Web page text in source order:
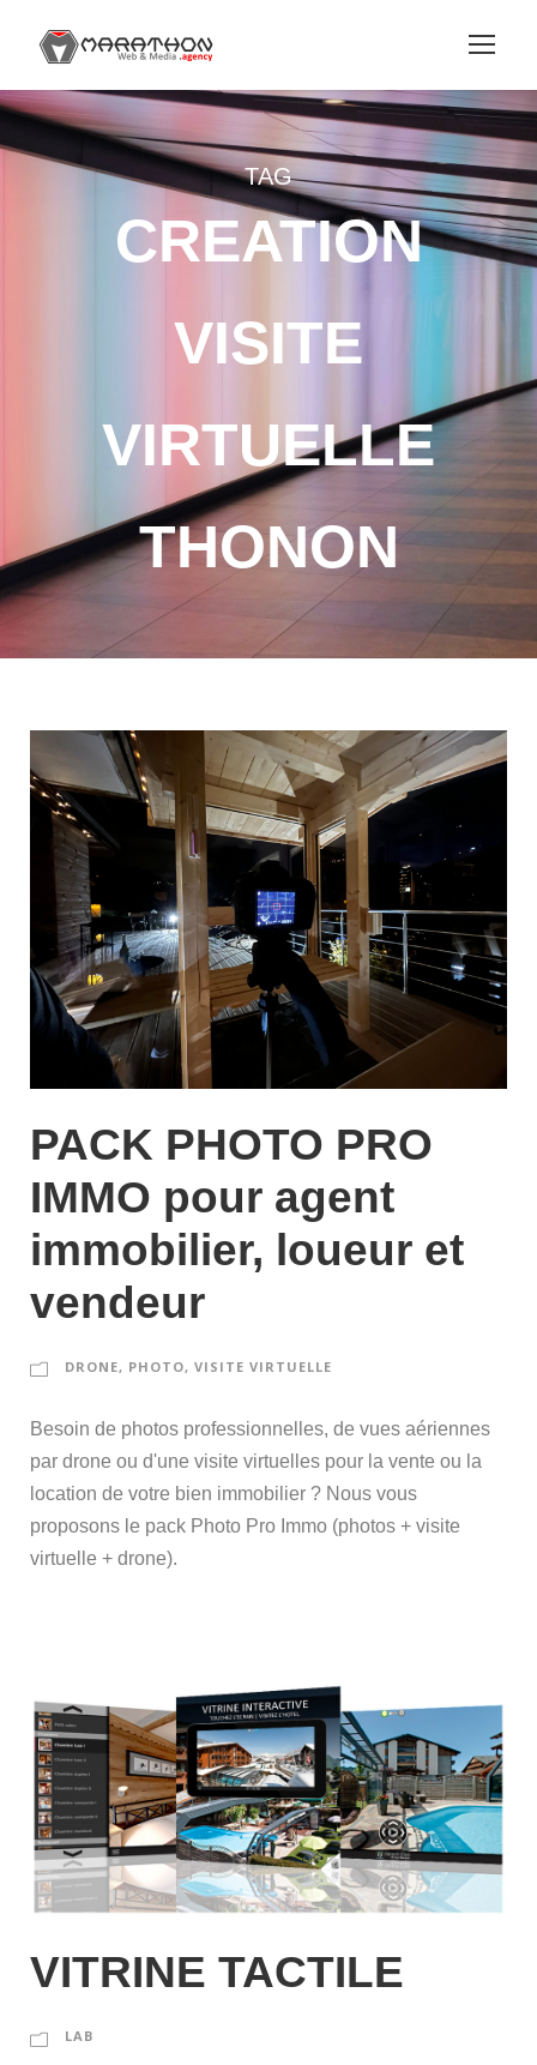
TAG
CREATION
VISITE
VIRTUELLE
THONON
PACK PHOTO PRO
IMMO pour agent
immobilier, loueur et
vendeur
DRONE, PHOTO, VISITE VIRTUELLE
Besoin de photos professionnelles, de vues aériennes
par drone ou d'une visite virtuelles pour la vente ou la
location de votre bien immobilier ? Nous vous
proposons le pack Photo Pro Immo (photos + visite
virtuelle + drone).
VITRINE TACTILE
LAB